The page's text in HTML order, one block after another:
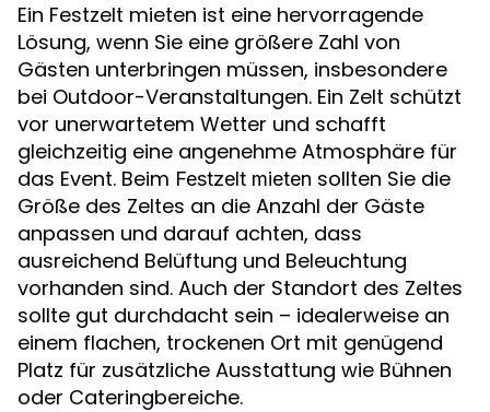
Ein Festzelt mieten ist eine hervorragende
Lösung, wenn Sie eine größere Zahl von
Gästen unterbringen müssen, insbesondere
bei Outdoor-Veranstaltungen. Ein Zelt schützt
vor unerwartetem Wetter und schafft
gleichzeitig eine angenehme Atmosphäre für
das Event. Beim Festzelt mieten sollten Sie die
Größe des Zeltes an die Anzahl der Gäste
anpassen und darauf achten, dass
ausreichend Belüftung und Beleuchtung
vorhanden sind. Auch der Standort des Zeltes
sollte gut durchdacht sein – idealerweise an
einem flachen, trockenen Ort mit genügend
Platz für zusätzliche Ausstattung wie Bühnen
oder Cateringbereiche.